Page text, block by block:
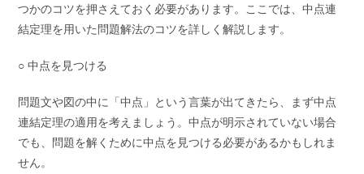
つかのコツを押さえておく必要があります。ここでは、中点連
結定理を用いた問題解法のコツを詳しく解説します。
○ 中点を見つける
問題文や図の中に「中点」という言葉が出てきたら、まず中点
連結定理の適用を考えましょう。中点が明示されていない場合
でも、問題を解くために中点を見つける必要があるかもしれま
せん。